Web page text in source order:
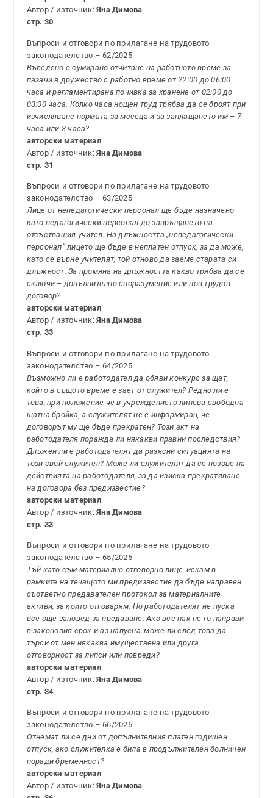
Автор / източник:Яна Димова
стр. 30
Въпроси и отговори по прилагане на трудовото
законодателство – 62/2025
Въведено е сумирано отчитане на работното време за
пазачи в дружество с работно време от 22:00 до 06:00
часа и регламентирана почивка за хранене от 02:00 до
03:00 часа. Колко часа нощен труд трябва да се броят при
изчисляване нормата за месеца и за заплащането им – 7
часа или 8 часа?
авторски материал
Автор / източник:Яна Димова
стр. 31
Въпроси и отговори по прилагане на трудовото
законодателство – 63/2025
Лице от непедагогически персонал ще бъде назначено
като педагогически персонал до завръщането на
отсъстващия учител. На длъжността „непедагогически
персонал“ лицето ще бъде в неплатен отпуск, за да може,
като се върне учителят, той отново да заеме старата си
длъжност. За промяна на длъжността какво трябва да се
сключи – допълнително споразумение или нов трудов
договор?
авторски материал
Автор / източник:Яна Димова
стр. 33
Въпроси и отговори по прилагане на трудовото
законодателство – 64/2025
Възможно ли е работодател да обяви конкурс за щат,
който в същото време е зает от служител? Редно ли е
това, при положение че в учреждението липсва свободна
щатна бройка, а служителят не е информиран, че
договорът му ще бъде прекратен? Този акт на
работодателя поражда ли някакви правни последствия?
Длъжен ли е работодателят да разясни ситуацията на
този свой служител? Може ли служителят да се позове на
действията на работодателя, за да изиска прекратяване
на договора без предизвестие?
авторски материал
Автор / източник:Яна Димова
стр. 33
Въпроси и отговори по прилагане на трудовото
законодателство – 65/2025
Тъй като съм материално отговорно лице, искам в
рамките на течащото ми предизвестие да бъде направен
съответно предавателен протокол за материалните
активи, за които отговарям. Но работодателят не пуска
все още заповед за предаване. Ако все пак не го направи
в законовия срок и аз напусна, може ли след това да
търси от мен някаква имуществена или друга
отговорност за липси или повреди?
авторски материал
Автор / източник:Яна Димова
стр. 34
Въпроси и отговори по прилагане на трудовото
законодателство – 66/2025
Отнемат ли се дни от допълнителния платен годишен
отпуск, ако служителка е била в продължителен болничен
поради бременност?
авторски материал
Автор / източник:Яна Димова